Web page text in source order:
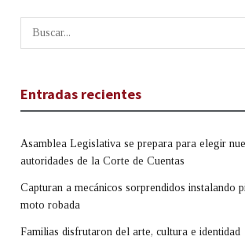
Entradas recientes
Asamblea Legislativa se prepara para elegir
autoridades de la Corte de Cuentas
Capturan a mecánicos sorprendidos instalando
moto robada
Familias disfrutaron del arte, cultura e identidad